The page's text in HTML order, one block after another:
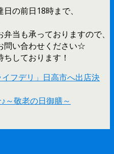
の前日18時まで、
当も承っておりますので、
問い合わせください☆
しております！
フデリ」日高市へ出店決
～敬老の日御膳～